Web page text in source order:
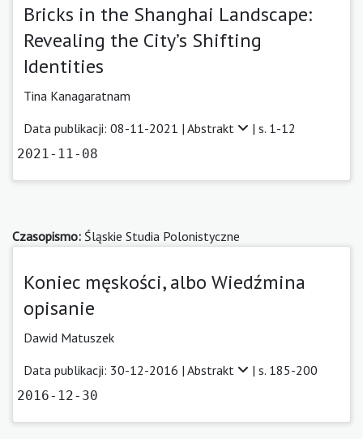
Bricks in the Shanghai Landscape:
Revealing the City’s Shifting
Identities
Tina Kanagaratnam
Data publikacji: 08-11-2021 | Abstrakt | s. 1-12
2021-11-08
Czasopismo: Śląskie Studia Polonistyczne
Koniec męskości, albo Wiedźmina
opisanie
Dawid Matuszek
Data publikacji: 30-12-2016 | Abstrakt | s. 185-200
2016-12-30